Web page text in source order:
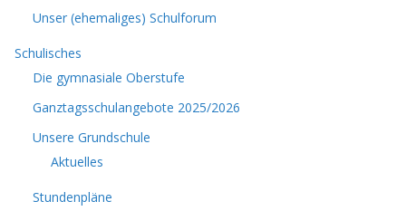
Unser (ehemaliges) Schulforum
Schulisches
Die gymnasiale Oberstufe
Ganztagsschulangebote 2025/2026
Unsere Grundschule
Aktuelles
Stundenpläne